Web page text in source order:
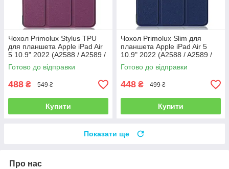
Чохол Primolux Stylus TPU
для планшета Apple iPad Air
5 10.9" 2022 (A2588 / A2589 /
A2591) - Purple
Готово до відправки
488 ₴ 549 ₴
Купити
Чохол Primolux Slim для
планшета Apple iPad Air 5
10.9" 2022 (A2588 / A2589 /
A2591) - Dark Blue
Готово до відправки
448 ₴ 499 ₴
Купити
Показати ще
Про нас